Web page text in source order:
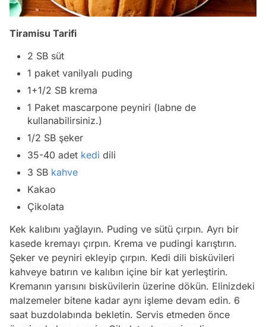
Tiramisu Tarifi
2 SB süt
1 paket vanilyalı puding
1+1/2 SB krema
1 Paket mascarpone peyniri (labne de
kullanabilirsiniz.)
1/2 SB şeker
35-40 adet kedi dili
3 SB kahve
Kakao
Çikolata
Kek kalıbını yağlayın. Puding ve sütü çırpın. Ayrı bir
kasede kremayı çırpın. Krema ve pudingi karıştırın.
Şeker ve peyniri ekleyip çırpın. Kedi dili bisküvileri
kahveye batırın ve kalıbın içine bir kat yerleştirin.
Kremanın yarısını bisküvilerin üzerine dökün. Elinizdeki
malzemeler bitene kadar aynı işleme devam edin. 6
saat buzdolabında bekletin. Servis etmeden önce